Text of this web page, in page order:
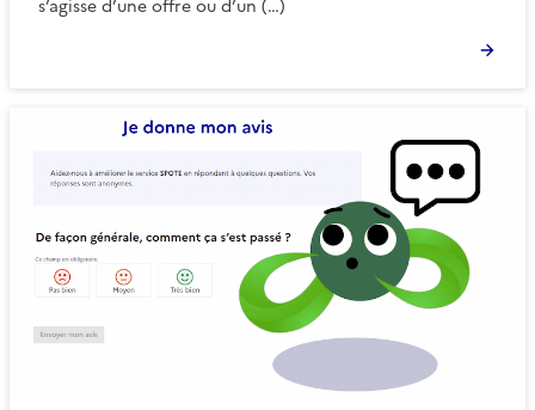
s’agisse d’une offre ou d’un (…)